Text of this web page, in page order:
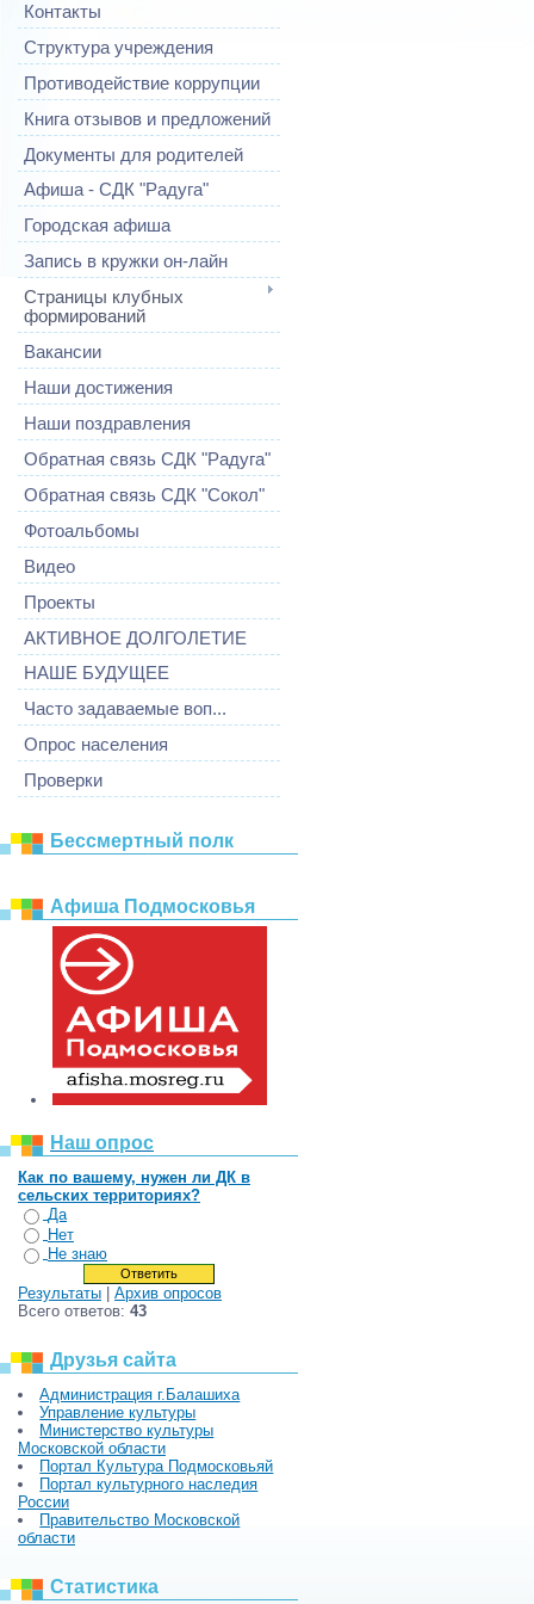
Контакты
Структура учреждения
Противодействие коррупции
Книга отзывов и предложений
Документы для родителей
Афиша - СДК "Радуга"
Городская афиша
Запись в кружки он-лайн
Страницы клубных
формирований
Вакансии
Наши достижения
Наши поздравления
Обратная связь СДК "Радуга"
Обратная связь СДК "Сокол"
Фотоальбомы
Видео
Проекты
АКТИВНОЕ ДОЛГОЛЕТИЕ
НАШЕ БУДУЩЕЕ
Часто задаваемые воп...
Опрос населения
Проверки
Бессмертный полк
Афиша Подмосковья
Наш опрос
Как по вашему, нужен ли ДК в
сельских территориях?
Да
Нет
Не знаю
Результаты | Архив опросов
Всего ответов: 43
Друзья сайта
Администрация г.Балашиха
Управление культуры
Министерство культуры
Московской области
Портал Культура Подмосковьяй
Портал культурного наследия
России
Правительство Московской
области
Статистика